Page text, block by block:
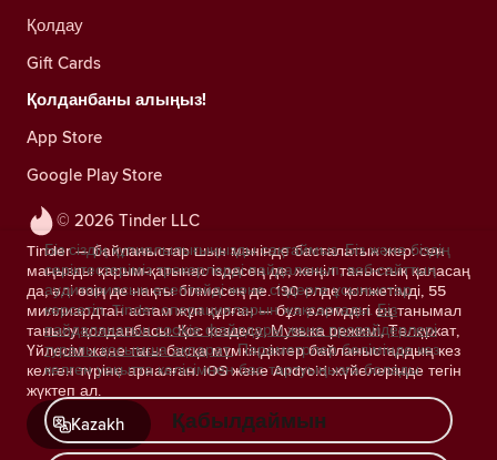
© 2026 Tinder LLC
Tinder — байланыстар шын мәнінде басталатын жер: сен
маңызды қарым-қатынас іздесең де, жеңіл таныстық қаласаң
да, әлі өзің де нақты білмесең де. 190 елде қолжетімді, 55
миллиардтан астам жұп құрған — бұл әлемдегі ең танымал
танысу қолданбасы. Қос кездесу, Музыка режимі, Төлқұжат,
Үйлесім және тағы басқа мүмкіндіктер байланыстардың кез
келген түріне арналған. iOS және Android жүйелерінде тегін
жүктеп ал.
Kazakh
Қолдау
Gift Cards
Қолданбаны алыңыз!
App Store
Google Play Store
Біз сіздің құпиялылығыңызды сақтаймыз. Біз және біздің
серіктестеріміз трекерлерді пайдаланып, веб-сайттың
аудиториясын есептейді және сіздерге ұсыныстар
көрсетіп, Tinder операцияларын жақсартады. Біз
пайдаланатын cookie файлдары және провайдерлері
туралы қосымша ақпарат. Параметрлер бөлімінде кез
келген уақытта келісімнен бас тартуыңызға болады.
Қабылдаймын